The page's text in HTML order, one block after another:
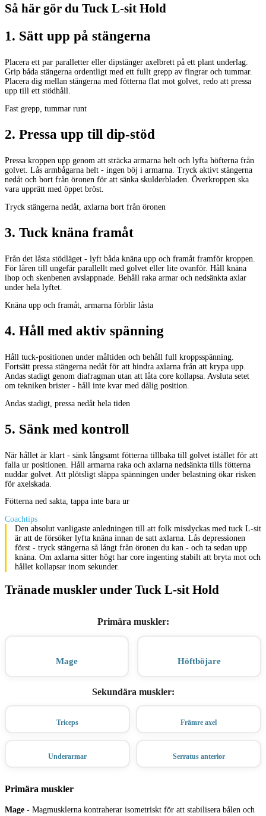
Så här gör du Tuck L-sit Hold
1. Sätt upp på stängerna
Placera ett par paralletter eller dipstänger axelbrett på ett plant underlag.
Grip båda stängerna ordentligt med ett fullt grepp av fingrar och tummar.
Placera dig mellan stängerna med fötterna flat mot golvet, redo att pressa
upp till ett stödhåll.
Fast grepp, tummar runt
2. Pressa upp till dip-stöd
Pressa kroppen upp genom att sträcka armarna helt och lyfta höfterna från
golvet. Lås armbågarna helt - ingen böj i armarna. Tryck aktivt stängerna
nedåt och bort från öronen för att sänka skulderbladen. Överkroppen ska
vara upprätt med öppet bröst.
Tryck stängerna nedåt, axlarna bort från öronen
3. Tuck knäna framåt
Från det låsta stödläget - lyft båda knäna upp och framåt framför kroppen.
För låren till ungefär parallellt med golvet eller lite ovanför. Håll knäna
ihop och skenbenen avslappnade. Behåll raka armar och nedsänkta axlar
under hela lyftet.
Knäna upp och framåt, armarna förblir låsta
4. Håll med aktiv spänning
Håll tuck-positionen under måltiden och behåll full kroppsspänning.
Fortsätt pressa stängerna nedåt för att hindra axlarna från att krypa upp.
Andas stadigt genom diafragman utan att låta core kollapsa. Avsluta setet
om tekniken brister - håll inte kvar med dålig position.
Andas stadigt, pressa nedåt hela tiden
5. Sänk med kontroll
När hållet är klart - sänk långsamt fötterna tillbaka till golvet istället för att
falla ur positionen. Håll armarna raka och axlarna nedsänkta tills fötterna
nuddar golvet. Att plötsligt släppa spänningen under belastning ökar risken
för axelskada.
Fötterna ned sakta, tappa inte bara ur
Coachtips
Den absolut vanligaste anledningen till att folk misslyckas med tuck L-sit
är att de försöker lyfta knäna innan de satt axlarna. Lås depressionen
först - tryck stängerna så långt från öronen du kan - och ta sedan upp
knäna. Om axlarna sitter högt har core ingenting stabilt att bryta mot och
hållet kollapsar inom sekunder.
Tränade muskler under Tuck L-sit Hold
Primära muskler:
Mage Höftböjare
Sekundära muskler:
Triceps Främre axel
Underarmar Serratus anterior
Primära muskler
Mage - Magmusklerna kontraherar isometriskt för att stabilisera bålen och